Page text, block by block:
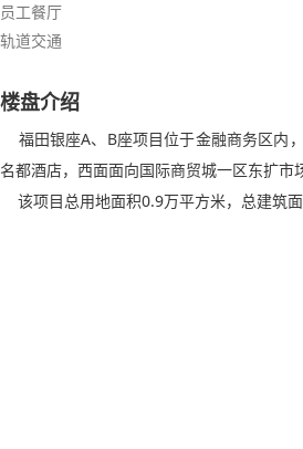
员工餐厅
轨道交通
楼盘介绍
福田银座A、B座项目位于金融商务区内
名都酒店，西面面向国际商贸城一区东扩市
该项目总用地面积0.9万平方米，总建筑